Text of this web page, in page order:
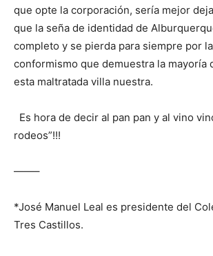
que opte la corporación, sería mejor
que la seña de identidad de
completo y se pierda para siempre por
conformismo que demuestra la mayoría
esta maltratada villa nuestra.
Es hora de decir al pan pan y al vino
rodeos”!!!
——–
*José Manuel Leal es presidente del
Tres Castillos.